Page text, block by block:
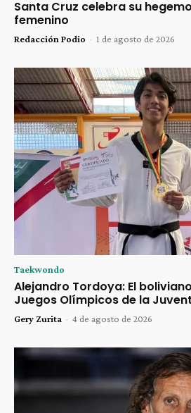
Santa Cruz celebra su
femenino
Redacción Podio - 1 de agosto de 2026
Taekwondo
Alejandro Tordoya: El
Juegos Olímpicos de la
Gery Zurita - 4 de agosto de 2026